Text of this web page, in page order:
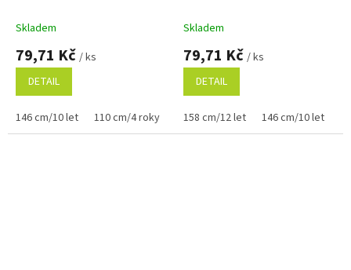
Skladem
79,71 Kč / ks
DETAIL
146 cm/10 let 110 cm/4 roky
Skladem
79,71 Kč / ks
DETAIL
158 cm/12 let 146 cm/10 let